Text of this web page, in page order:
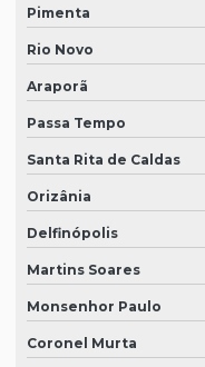
Pimenta
Rio Novo
Araporã
Passa Tempo
Santa Rita de Caldas
Orizânia
Delfinópolis
Martins Soares
Monsenhor Paulo
Coronel Murta